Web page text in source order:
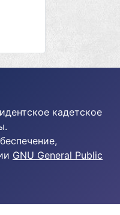
кадетское
GNU General Public